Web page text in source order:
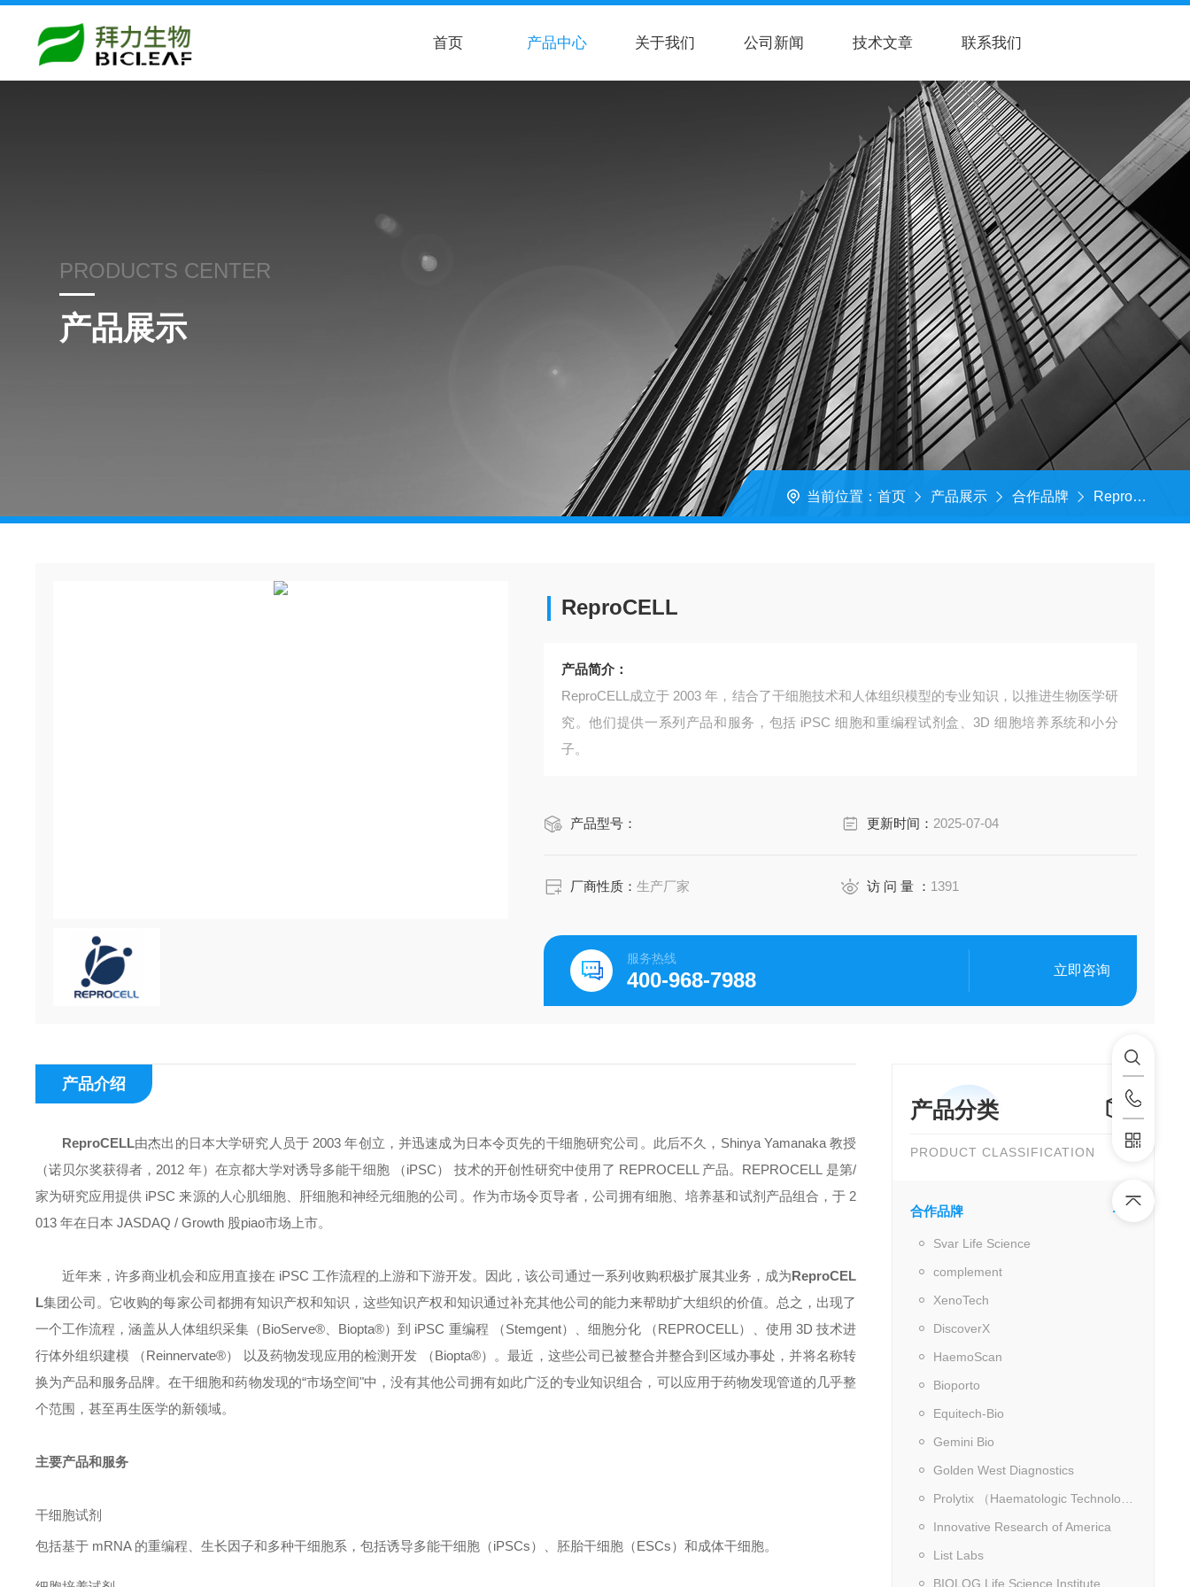
首页 产品中心 关于我们 公司新闻 技术文章 联系我们
PRODUCTS CENTER
产品展示
当前位置： 首页 产品展示 合作品牌 ReproCELL
ReproCELL
产品简介：
ReproCELL成立于 2003 年，结合了干细胞技术和人体组织模型的专业知识，以推进生物医学研
究。他们提供一系列产品和服务，包括 iPSC 细胞和重编程试剂盒、3D 细胞培养系统和小分
子。
产品型号： 更新时间： 2025-07-04
厂商性质：生产厂家 访 问 量 ： 1391
服务热线
400-968-7988 立即咨询
产品分类
PRODUCT CLASSIFICATION
合作品牌
Svar Life Science
complement
XenoTech
DiscoverX
HaemoScan
Bioporto
Equitech-Bio
Gemini Bio
Golden West Diagnostics
Innovative Research of America
List Labs
BIOLOG Life Science Institute
产品介绍
ReproCELL由杰出的日本大学研究人员于 2003 年创立，并迅速成为日本令页先的干细胞研究公司。此后不久，Shinya Yamanaka 教授
（诺贝尔奖获得者，2012 年）在京都大学对诱导多能干细胞 （iPSC） 技术的开创性研究中使用了 REPROCELL 产品。REPROCELL 是第/
家为研究应用提供 iPSC 来源的人心肌细胞、肝细胞和神经元细胞的公司。作为市场令页导者，公司拥有细胞、培养基和试剂产品组合，于 2
013 年在日本 JASDAQ / Growth 股piao市场上市。
近年来，许多商业机会和应用直接在 iPSC 工作流程的上游和下游开发。因此，该公司通过一系列收购积极扩展其业务，成为ReproCEL
L集团公司。它收购的每家公司都拥有知识产权和知识，这些知识产权和知识通过补充其他公司的能力来帮助扩大组织的价值。总之，出现了
一个工作流程，涵盖从人体组织采集（BioServe®、Biopta®）到 iPSC 重编程 （Stemgent）、细胞分化 （REPROCELL）、使用 3D 技术进
行体外组织建模 （Reinnervate®） 以及药物发现应用的检测开发 （Biopta®）。最近，这些公司已被整合并整合到区域办事处，并将名称转
换为产品和服务品牌。在干细胞和药物发现的“市场空间"中，没有其他公司拥有如此广泛的专业知识组合，可以应用于药物发现管道的几乎整
个范围，甚至再生医学的新领域。
主要产品和服务
干细胞试剂
包括基于 mRNA 的重编程、生长因子和多种干细胞系，包括诱导多能干细胞（iPSCs）、胚胎干细胞（ESCs）和成体干细胞。